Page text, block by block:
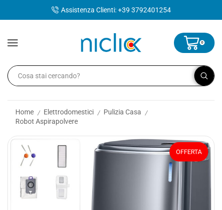
Assistenza Clienti: +39 3792401254
0
Home / Elettrodomestici / Pulizia Casa /
Robot Aspirapolvere
OFFERTA